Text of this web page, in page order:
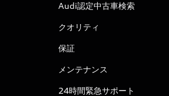
Audi認定中古車検索
クオリティ
保証
メンテナンス
24時間緊急サポート